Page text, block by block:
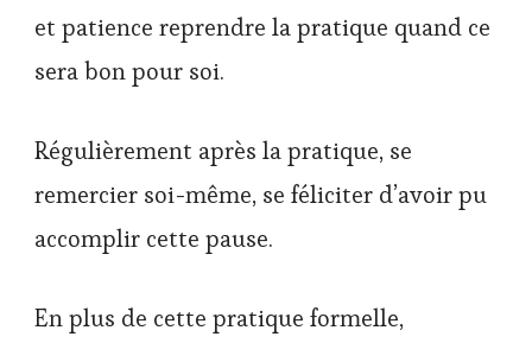
et patience reprendre la pratique quand ce
sera bon pour soi.
Régulièrement après la pratique, se
remercier soi-même, se féliciter d’avoir pu
accomplir cette pause.
En plus de cette pratique formelle,